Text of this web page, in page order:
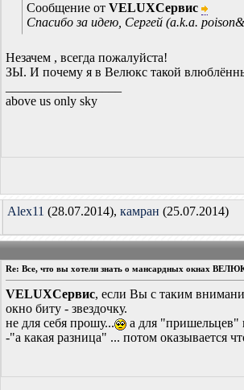
Сообщение отVELUXСервис
Спасибо за идею, Сергей (a.k.a.
Незачем , всегда пожалуйста!
ЗЫ. И почему я в Велюкс такой
above us only sky
Alex11 (28.07.2014),камран (25.07.2014)
Re: Все, что вы хотели знать о мансардных окнах
VELUXСервис, если Вы с таким
окно биту - звездочку.
не для себя прошу...
а для
-"а какая разница" ... потом оказывается